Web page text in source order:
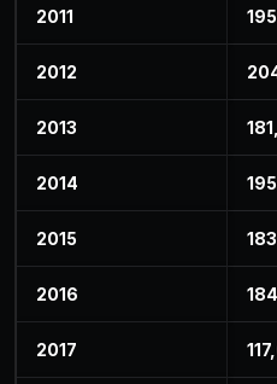
2011
2012
2013
2014
2015
2016
2017